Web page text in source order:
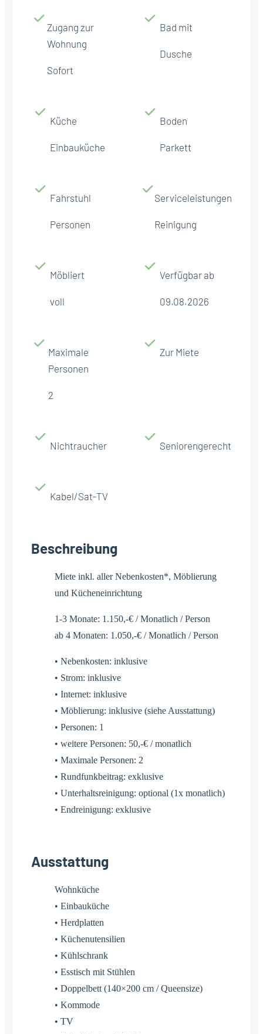
Zugang zur
Wohnung
Sofort
Bad mit
Dusche
Küche
Einbauküche
Boden
Parkett
Fahrstuhl
Personen
Serviceleistungen
Reinigung
Möbliert
voll
Verfügbar ab
09.08.2026
Maximale
Personen
2
Zur Miete
Nichtraucher Seniorengerecht
Kabel/Sat-TV
Beschreibung
Miete inkl. aller Nebenkosten*, Möblierung
und Kücheneinrichtung
1-3 Monate: 1.150,-€ / Monatlich / Person
ab 4 Monaten: 1.050,-€ / Monatlich / Person
• Nebenkosten: inklusive
• Strom: inklusive
• Internet: inklusive
• Möblierung: inklusive (siehe Ausstattung)
• Personen: 1
• weitere Personen: 50,-€ / monatlich
• Maximale Personen: 2
• Rundfunkbeitrag: exklusive
• Unterhaltsreinigung: optional (1x monatlich)
• Endreinigung: exklusive
Ausstattung
Wohnküche
• Einbauküche
• Herdplatten
• Küchenutensilien
• Kühlschrank
• Esstisch mit Stühlen
• Doppelbett (140×200 cm / Queensize)
• Kommode
• TV